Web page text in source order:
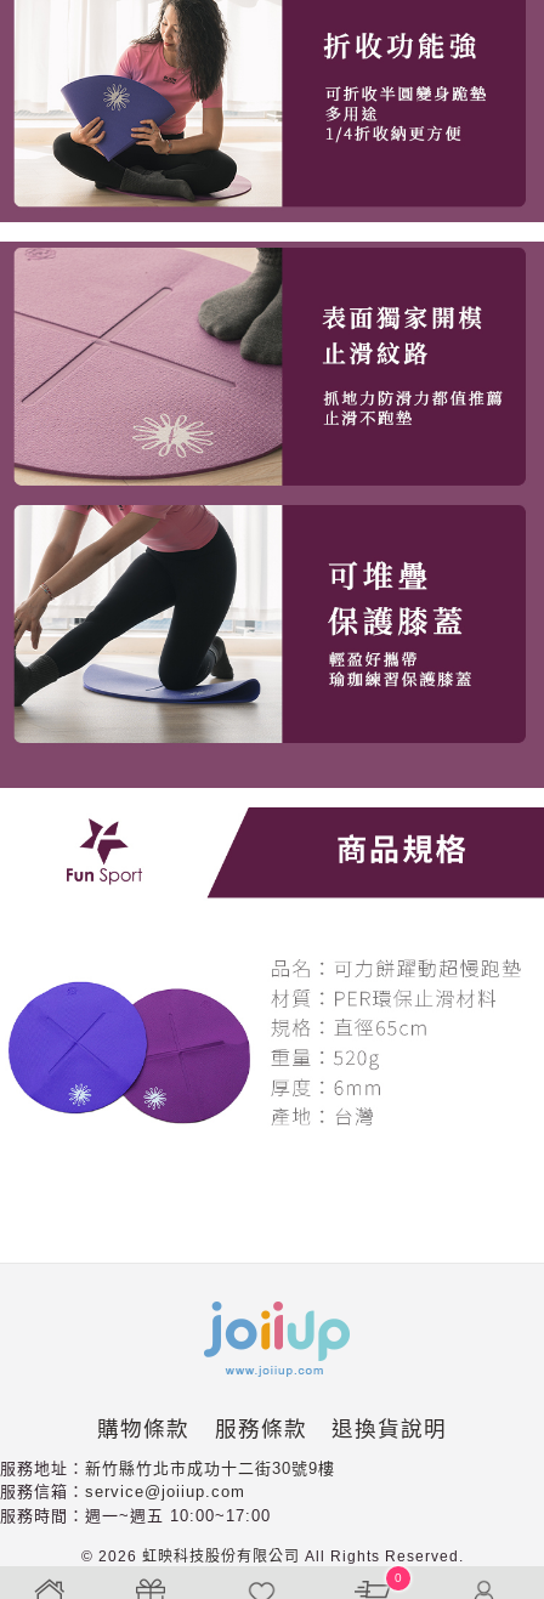
購物條款 服務條款 退換貨說明
服務地址： 新竹縣竹北市成功十二街30號9樓
服務信箱： service@joiiup.com
服務時間：週一~週五 10:00~17:00
© 2026 虹映科技股份有限公司 All Rights Reserved.
0